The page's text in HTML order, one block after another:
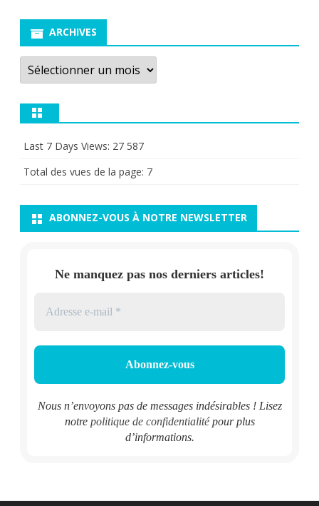
ARCHIVES
Archives
Last 7 Days Views: 27 587
Total des vues de la page: 7
ABONNEZ-VOUS À NOTRE NEWSLETTER
Ne manquez pas nos derniers articles!
Nous n’envoyons pas de messages indésirables ! Lisez
notre politique de confidentialitépour plus
d’informations.